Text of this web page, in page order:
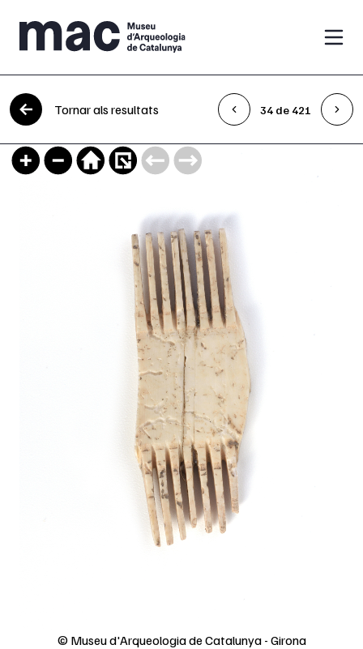
Vés al contingut
Tornar als resultats 34 de 421
© Museu d'Arqueologia de Catalunya - Girona